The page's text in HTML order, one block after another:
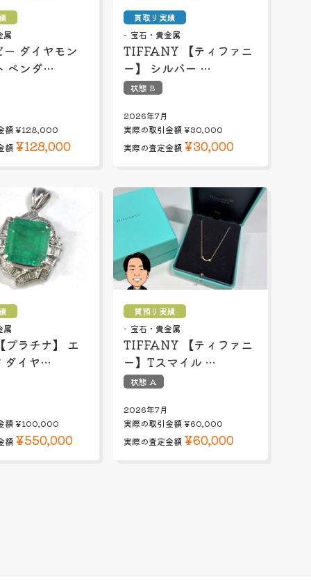
属
ダイヤモン
ペンダ…
額¥128,000
額 ¥128,000
買取り実績
宝石・貴金属
TIFFANY 【ティファニ
ー】 シルバー …
状態 B
2026年7月
実際の取引金額 ¥30,000
実際の査定金額 ¥30,000
属
ラチナ】 エ
ダイヤ…
額¥100,000
額 ¥550,000
質預り実績
宝石・貴金属
TIFFANY 【ティファニ
ー】Tスマイル …
状態 A
2026年7月
実際の取引金額 ¥60,000
実際の査定金額 ¥60,000